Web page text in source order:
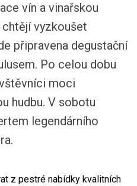
vín a vinařskou
vyzkoušet
připravena degustační
Po celou dobu
moci
hudbu. V sobotu
legendárního
z pestré nabídky kvalitních